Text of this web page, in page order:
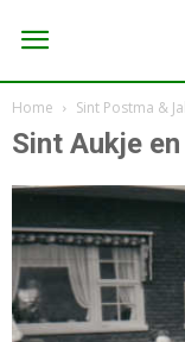
Home Sint Postma &
Sint Aukje